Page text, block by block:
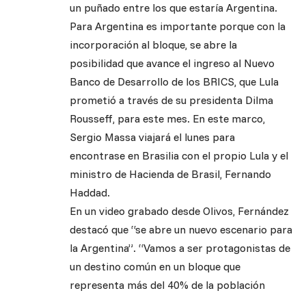
un puñado entre los que estaría Argentina.
Para Argentina es importante porque con la
incorporación al bloque, se abre la
posibilidad que avance el ingreso al Nuevo
Banco de Desarrollo de los BRICS, que Lula
prometió a través de su presidenta Dilma
Rousseff, para este mes. En este marco,
Sergio Massa viajará el lunes para
encontrase en Brasilia con el propio Lula y el
ministro de Hacienda de Brasil, Fernando
Haddad.
En un video grabado desde Olivos, Fernández
destacó que “se abre un nuevo escenario para
la Argentina”. “Vamos a ser protagonistas de
un destino común en un bloque que
representa más del 40% de la población